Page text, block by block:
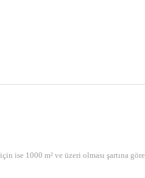
ise 1000 m² ve üzeri olması şartına göre